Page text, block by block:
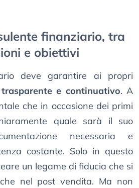
finanziario, tra
e obiettivi
deve garantire ai propri
e continuativo. A
che in occasione dei primi
quale sarà il suo
necessaria e
costante. Solo in questo
un legame di fiducia che si
nel post vendita. Ma non